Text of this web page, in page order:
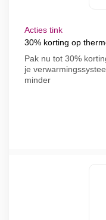
Acties tink
30% korting op
Pak nu tot 30%
je
minder